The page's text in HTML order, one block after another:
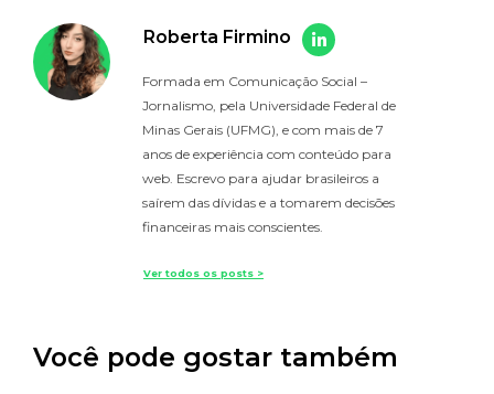
Roberta Firmino
Formada em Comunicação Social –
Jornalismo, pela Universidade Federal de
Minas Gerais (UFMG), e com mais de 7
anos de experiência com conteúdo para
web. Escrevo para ajudar brasileiros a
saírem das dívidas e a tomarem decisões
financeiras mais conscientes.
Ver todos os posts >
Você pode gostar também